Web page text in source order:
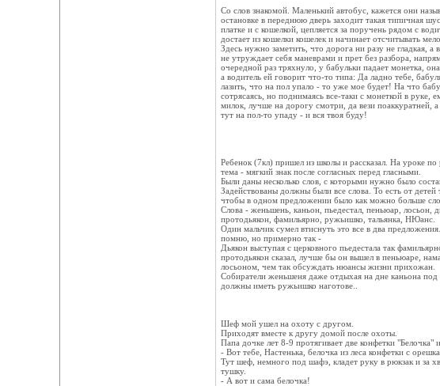
Со слов знакомой. Маленький автобус, кажется они
остановке в переднюю дверь заходит такая типичная
платке и с кошелкой, цепляется за поручень рядом с
достает из кошелки кошелек и начинает отсчитывать
Здесь нужно заметить, что дорога ни разу не гладкая, а
не утруждает себя маневрами и прет без разбора,
очередной раз тряхнуло, у бабульки падает монетка, она
а водитель ей говорит что-то типа: Да ладно тебе,
лазить, что на пол упало - то уже мое будет! На что
сотрясаясь, но поднимаясь все-таки с монеткой в руке,
милок, лучше на дорогу смотри, да вези поаккуратней, а
тут на пол-то упаду - и вся твоя буду!
Ребенок (7кл) пришел из школы и рассказал. На уроке по
тема - мягкий знак после согласных перед гласными.
Были даны несколько слов, с которыми нужно было
Задействованы должны были все слова. То есть от детей
чтобы в одном предложении было как можно больше
Слова - женьшень, каньон, пьедестал, пеньюар, лосьон,
протодьякон, фамильярно, ружьишко, тальянка, НЮанс.
Один мальчик сумел втиснуть это все в два
помню, но примерно так -
Дьякон выступая с церковного пьедестала так
протодьякон сказал, лучше бы он вышел в пеньюаре,
лосьоном, чем так обсуждать нюансы жизни прихожан.
Собиратели женьшеня даже отдыхая на дне каньона под
должны иметь ружьишко наготове..
Шеф мой ушел на охоту с другом.
Приходят вместе к другу домой после охоты.
Папа дочке лет 8-9 протягивает две конфетки "Белочка"
- Вот тебе, Настенька, белочка из леса конфетки с
Тут шеф, немного под шафэ, кладет руку в рюкзак и за
тушку.
- А вот и сама белочка!